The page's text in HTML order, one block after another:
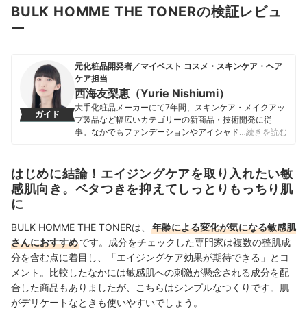
BULK HOMME THE TONERの検証レビュ
ー
ガイド
元化粧品開発者／マイベスト コスメ・スキンケア・ヘア
ケア担当
西海友梨恵（Yurie Nishiumi）
大手化粧品メーカーにて7年間、スキンケア・メイクアッ
プ製品など幅広いカテゴリーの新商品・技術開発に従
事。なかでもファンデーションやアイシャドウ、口紅な
1500点以上のコスメを比較検証。開発現場で培った知識
をもとに、成分や処方の背景をふまえながら、専門的な
内容もユーザーにわかりやすく伝えることを大切にしな
…続きを読む
はじめに結論！エイジングケアを取り入れたい敏
感肌向き。ベタつきを抑えてしっとりもっちり肌
に
BULK HOMME THE TONERは、
年齢による変化が気になる敏感肌
さんにおすすめです。成分をチェックした専門家は複数の整肌成
分を含む点に着目し、「エイジングケア効果が期待できる」とコ
メント。比較したなかには敏感肌への刺激が懸念される成分を配
合した商品もありましたが、こちらはシンプルなつくりです。肌
がデリケートなときも使いやすいでしょう。